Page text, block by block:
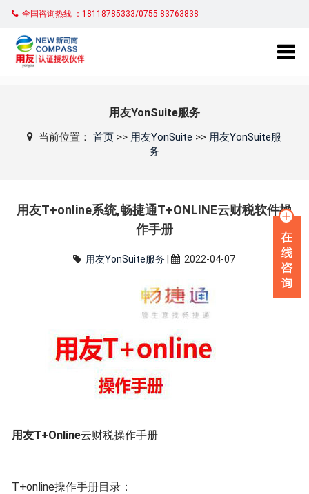
全国咨询热线 ：18118785333/0755-83763838
用友YonSuite服务
当前位置：首页 >> 用友YonSuite >> 用友YonSuite服
务
用友T+online系统,畅捷通T+ONLINE云财税软件操
作手册
用友YonSuite服务 | 2022-04-07
用友T+Online云财税操作手册
T+online操作手册目录：